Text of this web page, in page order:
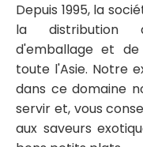
Depuis 1995, la
la distribution
d'emballage et
toute l'Asie. Notre
dans ce domaine
servir et, vous
aux saveurs